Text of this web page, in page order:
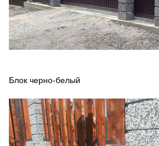
Блок черно-белый